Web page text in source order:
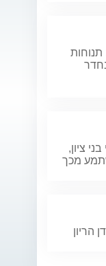
תנוחות
ציון,
מכך
הריון